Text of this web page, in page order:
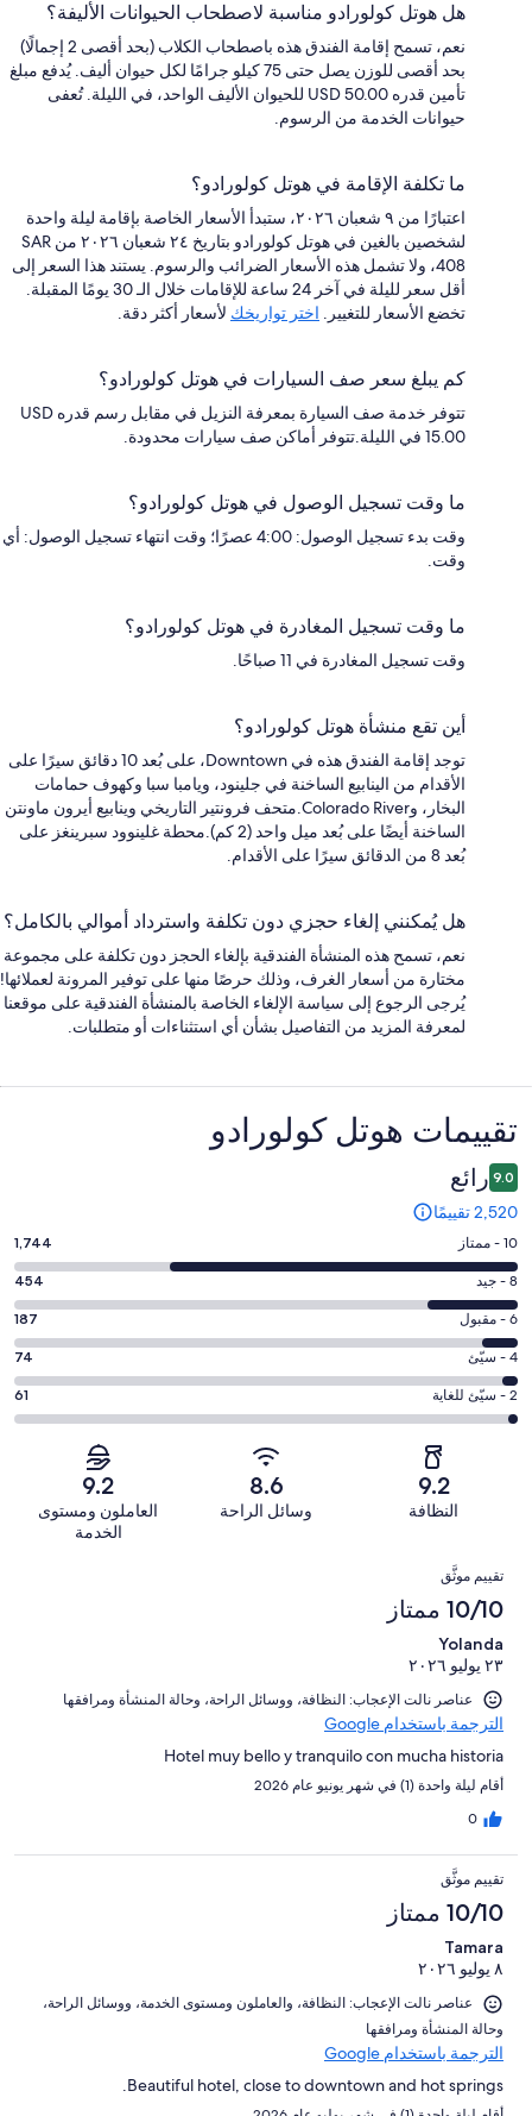
هل هوتل كولورادو مناسبة لاصطحاب الحيوانات الأليفة؟
نعم، تسمح إقامة الفندق هذه باصطحاب الكلاب (بحد أقصى 2 إجمالًا)
بحد أقصى للوزن يصل حتى 75 كيلو جرامًا لكل حيوان أليف. يُدفع مبلغ
تأمين قدره USD 50.00 للحيوان الأليف الواحد، في الليلة. تُعفى
حيوانات الخدمة من الرسوم.
ما تكلفة الإقامة في هوتل كولورادو؟
اعتبارًا من ٩ شعبان ٢٠٢٦، ستبدأ الأسعار الخاصة بإقامة ليلة واحدة
لشخصين بالغين في هوتل كولورادو بتاريخ ٢٤ شعبان ٢٠٢٦ من SAR
408، ولا تشمل هذه الأسعار الضرائب والرسوم. يستند هذا السعر إلى
أقل سعر لليلة في آخر 24 ساعة للإقامات خلال الـ 30 يومًا المقبلة.
تخضع الأسعار للتغيير. اختر تواريخك لأسعار أكثر دقة.
كم يبلغ سعر صف السيارات في هوتل كولورادو؟
تتوفر خدمة صف السيارة بمعرفة النزيل في مقابل رسم قدره USD
15.00 في الليلة.تتوفر أماكن صف سيارات محدودة.
ما وقت تسجيل الوصول في هوتل كولورادو؟
وقت بدء تسجيل الوصول: 4:00 عصرًا؛ وقت انتهاء تسجيل الوصول: أي
وقت.
ما وقت تسجيل المغادرة في هوتل كولورادو؟
وقت تسجيل المغادرة في 11 صباحًا.
أين تقع منشأة هوتل كولورادو؟
توجد إقامة الفندق هذه في Downtown، على بُعد 10 دقائق سيرًا على
الأقدام من الينابيع الساخنة في جلينود، ويامبا سبا وكهوف حمامات
البخار، وColorado River.متحف فرونتير التاريخي وينابيع أيرون ماونتن
الساخنة أيضًا على بُعد ميل واحد (2 كم).محطة غلينوود سبرينغز على
بُعد 8 من الدقائق سيرًا على الأقدام.
هل يُمكنني إلغاء حجزي دون تكلفة واسترداد أموالي بالكامل؟
نعم، تسمح هذه المنشأة الفندقية بإلغاء الحجز دون تكلفة على مجموعة
مختارة من أسعار الغرف، وذلك حرصًا منها على توفير المرونة لعملائها!
يُرجى الرجوع إلى سياسة الإلغاء الخاصة بالمنشأة الفندقية على موقعنا
لمعرفة المزيد من التفاصيل بشأن أي استثناءات أو متطلبات.
التقييمات
تقييمات ⁦هوتل كولورادو⁩
9.0 رائع
2,520 تقييمًا
درجة
التصنيف
10
-
ممتاز.
1744
من
أصل
10 - ممتاز 1,744
درجة
التصنيف
8
-
جيد.
454
8 - جيد 454
درجة
التصنيف
6
-
مقبول.
تقييمات
النزلاء
6 - مقبول 187
درجة
التصنيف
4
من
تقييمات
النزلاء
4 - سيّئ 74
درجة
التصنيف
من
أصل
2520
من
تقييمات
النزلاء
2 - سيّئ للغاية 61
9.2
النظافة
8.6
وسائل الراحة
9.2
العاملون ومستوى
الخدمة
التقييمات
تقييم موثَّق
10/10 ممتاز
Yolanda
٢٣ يوليو ٢٠٢٦
عناصر نالت الإعجاب: ⁦النظافة⁩، و⁦وسائل الراحة⁩، و⁦حالة المنشأة ومرافقها⁩
الترجمة باستخدام Google
Hotel muy bello y tranquilo con mucha historia
أقام ليلة واحدة (1) في شهر يونيو عام 2026
0
تقييم موثَّق
10/10 ممتاز
Tamara
٨ يوليو ٢٠٢٦
عناصر نالت الإعجاب: ⁦النظافة⁩، و⁦العاملون ومستوى الخدمة⁩، و⁦وسائل الراحة⁩،
و⁦حالة المنشأة ومرافقها⁩
الترجمة باستخدام Google
Beautiful hotel, close to downtown and hot springs.